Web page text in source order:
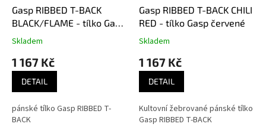
Gasp RIBBED T-BACK
BLACK/FLAME - tílko Gasp
černo-oranžové
Skladem
1 167 Kč
DETAIL
pánské tílko Gasp RIBBED T-
BACK
Gasp RIBBED T-BACK CHILI
RED - tílko Gasp červené
Skladem
1 167 Kč
DETAIL
Kultovní žebrované pánské tílko
Gasp RIBBED T-BACK